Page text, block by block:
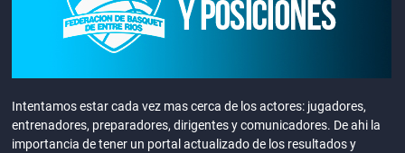
Intentamos estar cada vez mas cerca de los actores: jugadores,
entrenadores, preparadores, dirigentes y comunicadores. De ahi la
importancia de tener un portal actualizado de los resultados y